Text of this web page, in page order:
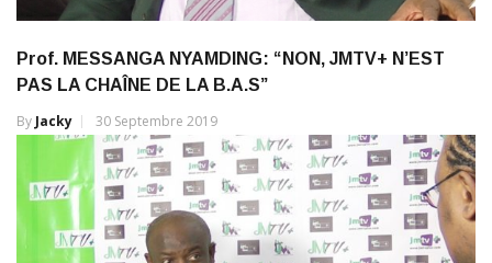
Prof. MESSANGA NYAMDING: “NON, JMTV+ N’EST
PAS LA CHAÎNE DE LA B.A.S”
By Jacky 30 Septembre 2019